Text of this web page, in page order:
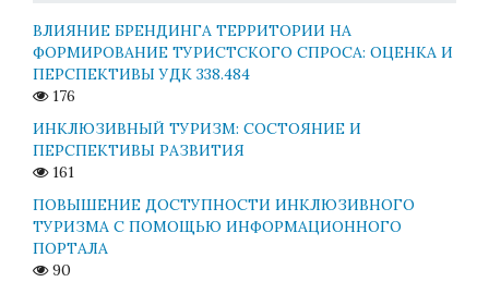
ВЛИЯНИЕ БРЕНДИНГА ТЕРРИТОРИИ НА
ФОРМИРОВАНИЕ ТУРИСТСКОГО СПРОСА: ОЦЕНКА И
ПЕРСПЕКТИВЫ УДК 338.484
176
ИНКЛЮЗИВНЫЙ ТУРИЗМ: СОСТОЯНИЕ И
ПЕРСПЕКТИВЫ РАЗВИТИЯ
161
ПОВЫШЕНИЕ ДОСТУПНОСТИ ИНКЛЮЗИВНОГО
ТУРИЗМА С ПОМОЩЬЮ ИНФОРМАЦИОННОГО
ПОРТАЛА
90